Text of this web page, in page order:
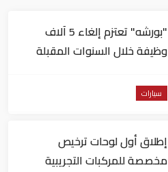
"بورشه" تعتزم إلغاء 5 آلاف
وظيفة خلال السنوات المقبلة
سيارات
إطلاق أول لوحات ترخيص
مخصصة للمركبات التجريبية